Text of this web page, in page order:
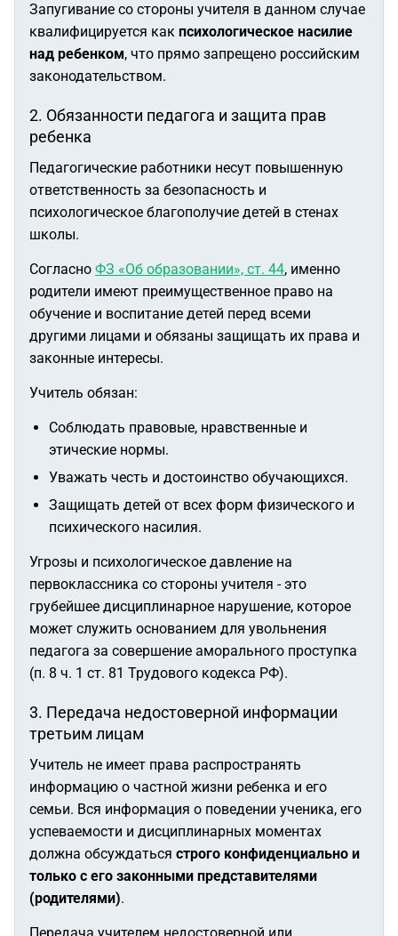
Запугивание со стороны учителя в данном случае
квалифицируется как психологическое насилие
над ребенком, что прямо запрещено российским
законодательством.
2. Обязанности педагога и защита прав
ребенка
Педагогические работники несут повышенную
ответственность за безопасность и
психологическое благополучие детей в стенах
школы.
Согласно ФЗ «Об образовании», ст. 44, именно
родители имеют преимущественное право на
обучение и воспитание детей перед всеми
другими лицами и обязаны защищать их права и
законные интересы.
Учитель обязан:
Соблюдать правовые, нравственные и
этические нормы.
Уважать честь и достоинство обучающихся.
Защищать детей от всех форм физического и
психического насилия.
Угрозы и психологическое давление на
первоклассника со стороны учителя - это
грубейшее дисциплинарное нарушение, которое
может служить основанием для увольнения
педагога за совершение аморального проступка
(п. 8 ч. 1 ст. 81 Трудового кодекса РФ).
3. Передача недостоверной информации
третьим лицам
Учитель не имеет права распространять
информацию о частной жизни ребенка и его
семьи. Вся информация о поведении ученика, его
успеваемости и дисциплинарных моментах
должна обсуждаться строго конфиденциально и
только с его законными представителями
(родителями).